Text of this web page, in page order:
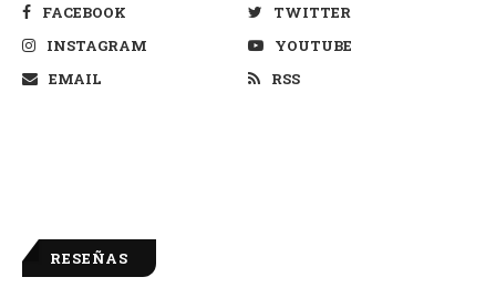
FACEBOOK
TWITTER
INSTAGRAM
YOUTUBE
EMAIL
RSS
RESEÑAS